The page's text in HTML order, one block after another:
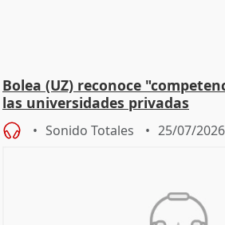
Bolea (UZ) reconoce
las universidades privadas
Sonido Totales 25/07/2026